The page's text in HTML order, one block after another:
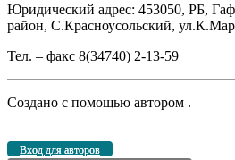
Юридический адрес: 453050, РБ,
район, С.Красноусольский,
Тел. – факс 8(34740) 2-13-59
Создано с помощью автором .
Вход для авторов